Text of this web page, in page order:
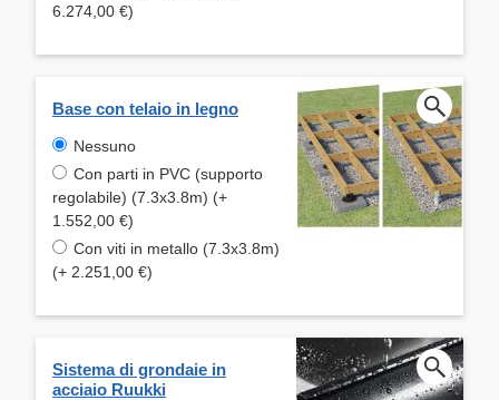
6.274,00 €)
Base con telaio in legno
Nessuno
Con parti in PVC (supporto
regolabile) (7.3x3.8m) (+
1.552,00 €)
Con viti in metallo (7.3x3.8m)
(+ 2.251,00 €)
Sistema di grondaie in
acciaio Ruukki